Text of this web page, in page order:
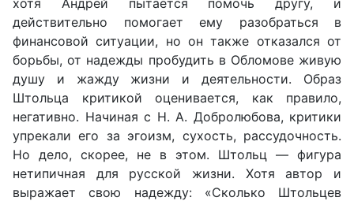
хотя Андрей пытается помочь другу, и
действительно помогает ему разобраться в
финансовой ситуации, но он также отказался от
борьбы, от надежды пробудить в Обломове живую
душу и жажду жизни и деятельности. Образ
Штольца критикой оценивается, как правило,
негативно. Начиная с Н. А. Добролюбова, критики
упрекали его за эгоизм, сухость, рассудочность.
Но дело, скорее, не в этом. Штольц — фигура
нетипичная для русской жизни. Хотя автор и
выражает свою надежду: «Сколько Штольцев